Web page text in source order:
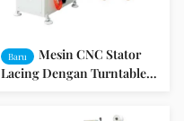
Baru
Mesin CNC Stator
Lacing Dengan Turntable